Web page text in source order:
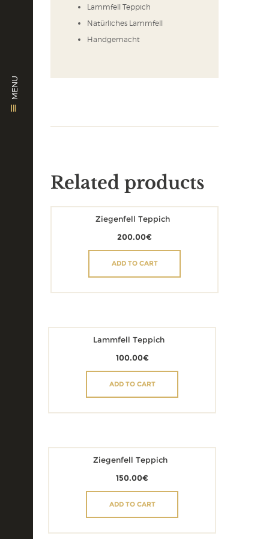
MENU
Lammfell Teppich
Natürliches Lammfell
Handgemacht
Related products
Ziegenfell Teppich
200.00€
ADD TO CART
Lammfell Teppich
100.00€
ADD TO CART
Ziegenfell Teppich
150.00€
ADD TO CART